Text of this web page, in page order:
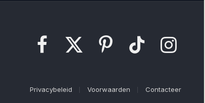
FacebookX
Pinterest TikTok Instagram
Privacybeleid Voorwaarden Contacteer